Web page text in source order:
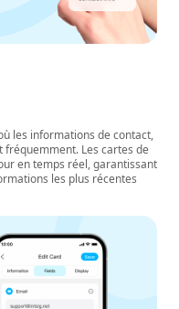
les informations de contact,
Les cartes de
en temps réel, garantissant
les plus récentes